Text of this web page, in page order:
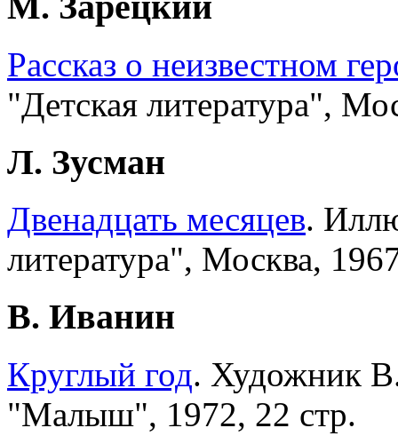
Рассказ о неизвестном
"Детская литература",
Л. Зусман
Двенадцать месяцев.
литература", Москва,
В. Иванин
Круглый год. Художник
"Малыш", 1972, 22 стр.